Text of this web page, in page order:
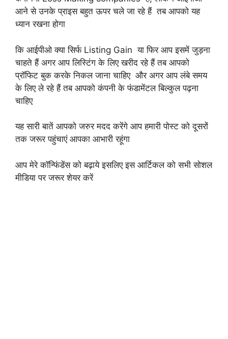
आने से उनके प्राइस बहुत ऊपर चले जा रहे हैं तब आपको यह
ध्यान रखना होगा
कि आईपीओ क्या सिर्फ Listing Gain या फिर आप इसमें जुड़ना
चाहते हैं अगर आप लिस्टिंग के लिए खरीद रहे हैं तब आपको
प्रॉफिट बुक करके निकल जाना चाहिए और अगर आप लंबे समय
के लिए ले रहे हैं तब आपको कंपनी के फंडामेंटल बिल्कुल पढ़ना
चाहिए
यह सारी बातें आपको जरुर मदद करेंगे आप हमारी पोस्ट को दूसरों
तक जरूर पहुंचाएं आपका आभारी रहूंगा
आप मेरे कॉन्फिंडेंस को बढ़ाये इसलिए इस आर्टिकल को सभी सोशल
मीडिया पर जरूर शेयर करें